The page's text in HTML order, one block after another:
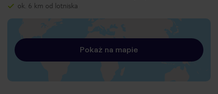
ok. 6 km od lotniska
Pokaż na mapie